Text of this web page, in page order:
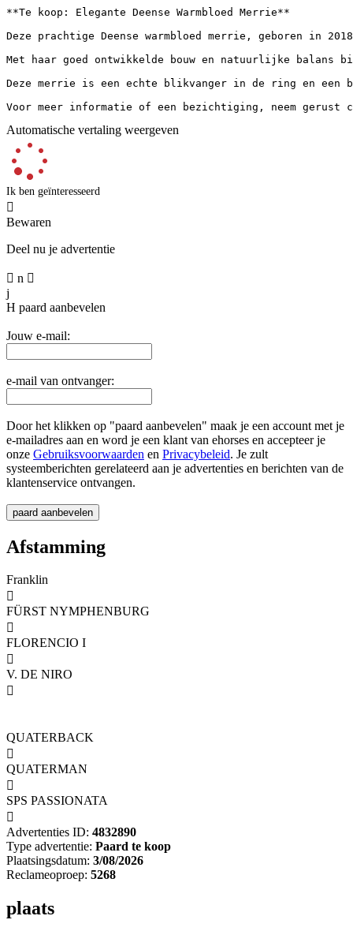
**Te koop: Elegante Deense Warmbloed Merrie**
Deze prachtige Deense warmbloed merrie, geboren in
Met haar goed ontwikkelde bouw en natuurlijke
Deze merrie is een echte blikvanger in de ring en een
Voor meer informatie of een bezichtiging, neem gerust
Automatische vertaling weergeven
Ik ben geïnteresseerd

Bewaren
Deel nu je advertentie
 n 
j
H paard aanbevelen
Jouw e-mail:
e-mail van ontvanger:
Door het klikken op "paard aanbevelen" maak je een account met je
e-mailadres aan en word je een klant van ehorses en accepteer je
onze Gebruiksvoorwaarden en Privacybeleid. Je zult
systeemberichten gerelateerd aan je advertenties en berichten van de
klantenservice ontvangen.
Afstamming
Franklin

FÜRST NYMPHENBURG

FLORENCIO I

V. DE NIRO

QUATERBACK

QUATERMAN

SPS PASSIONATA

Advertenties ID: 4832890
Type advertentie: Paard te koop
Plaatsingsdatum: 3/08/2026
Reclameoproep: 5268
plaats